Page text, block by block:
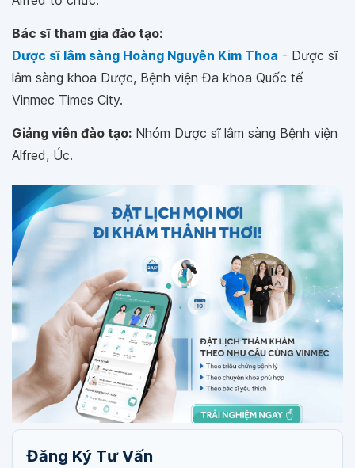
Bác sĩ tham gia đào tạo:
Dược sĩ lâm sàng Hoàng Nguyễn Kim Thoa - Dược sĩ
lâm sàng khoa Dược, Bệnh viện Đa khoa Quốc tế
Vinmec Times City.
Giảng viên đào tạo: Nhóm Dược sĩ lâm sàng Bệnh viện
Alfred, Úc.
Đăng Ký Tư Vấn